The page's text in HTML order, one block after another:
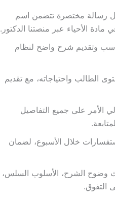
رسالة مختصرة تتضمن اسم
الأحياء عبر منصتنا الدكتور.
وتقديم شرح واضح لنظام
الطالب واحتياجاته، مع تقديم
الأمر على جميع التفاصيل
خلال الأسبوع، لضمان
وضوح الشرح، الأسلوب السلس،
التفوق.